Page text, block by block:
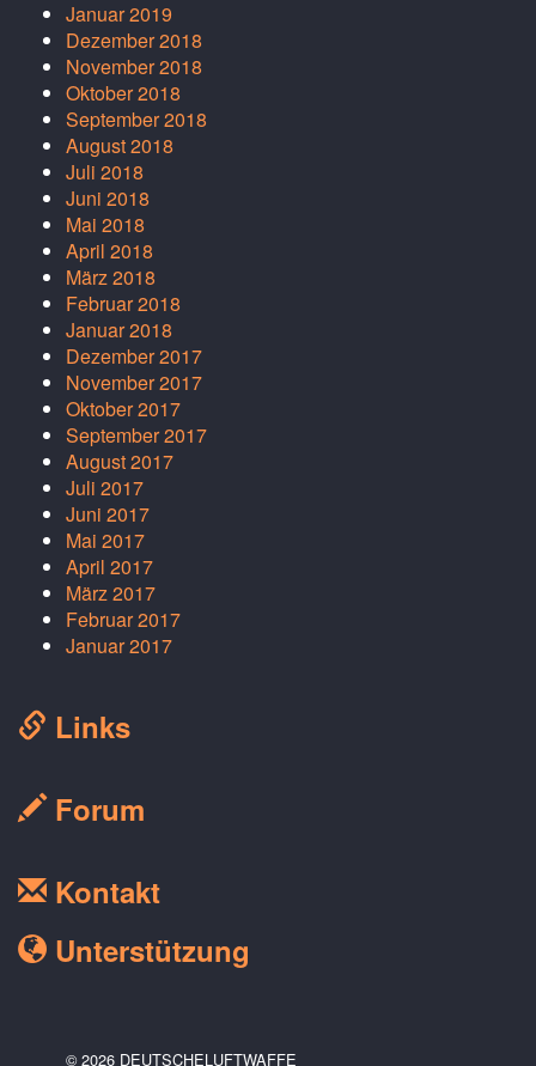
Januar 2019
Dezember 2018
November 2018
Oktober 2018
September 2018
August 2018
Juli 2018
Juni 2018
Mai 2018
April 2018
März 2018
Februar 2018
Januar 2018
Dezember 2017
November 2017
Oktober 2017
September 2017
August 2017
Juli 2017
Juni 2017
Mai 2017
April 2017
März 2017
Februar 2017
Januar 2017
Links
Forum
Kontakt
Unterstützung
© 2026 DEUTSCHELUFTWAFFE